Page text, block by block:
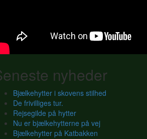
nyheder
Bjælkehytter i skovens stilhed
De frivilliges tur.
Rejsegilde på hytter
Nu er bjælkehytterne på vej
Bjælkehytter på Katbakken